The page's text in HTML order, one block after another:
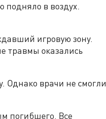
подняло в воздух.
игровую зону.
травмы оказались
Однако врачи не смогли
погибшего. Все